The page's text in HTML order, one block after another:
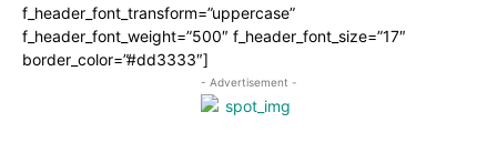
f_header_font_transform=”uppercase”
f_header_font_weight=”500″ f_header_font_size=”17″
border_color=”#dd3333″]
- Advertisement -